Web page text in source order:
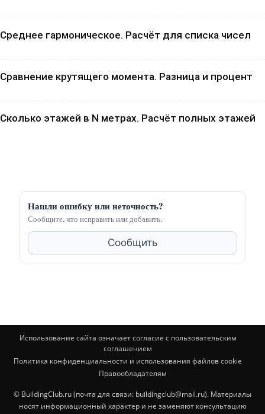
Среднее гармоническое. Расчёт для списка чисел
Сравнение крутящего момента. Разница и процент
Сколько этажей в N метрах. Расчёт полных этажей
Нашли ошибку или неточность?
Сообщите, что исправить или добавить.
Сообщить
Использование сайта означает согласие с пользовательским
соглашением
Политика конфиденциальности и использования файлов cookie
Правообладателям
© BuildingClub.ru (почта для связи: buildingclub@mail.ru). Материалы
носят информационный характер и не заменяют консультацию